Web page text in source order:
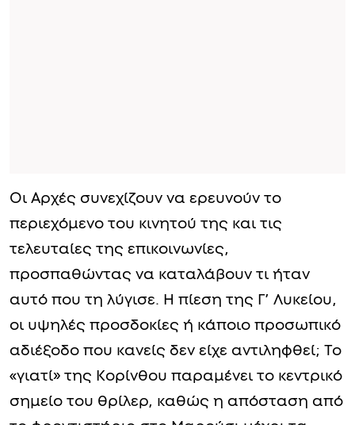
Οι Αρχές συνεχίζουν να ερευνούν το
περιεχόμενο του κινητού της και τις
τελευταίες της επικοινωνίες,
προσπαθώντας να καταλάβουν τι ήταν
αυτό που τη λύγισε. Η πίεση της Γ’ Λυκείου,
οι υψηλές προσδοκίες ή κάποιο προσωπικό
αδιέξοδο που κανείς δεν είχε αντιληφθεί; Το
«γιατί» της Κορίνθου παραμένει το κεντρικό
σημείο του θρίλερ, καθώς η απόσταση από